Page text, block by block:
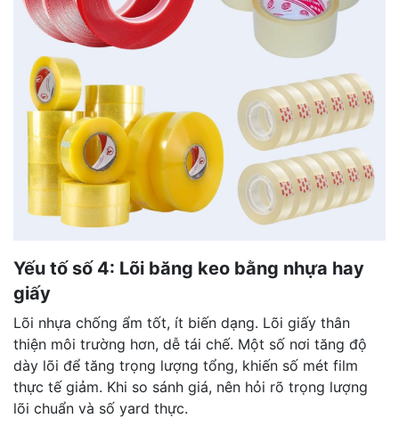
Yếu tố số 4: Lõi băng keo bằng nhựa hay
giấy
Lõi nhựa chống ẩm tốt, ít biến dạng. Lõi giấy thân
thiện môi trường hơn, dễ tái chế. Một số nơi tăng độ
dày lõi để tăng trọng lượng tổng, khiến số mét film
thực tế giảm. Khi so sánh giá, nên hỏi rõ trọng lượng
lõi chuẩn và số yard thực.